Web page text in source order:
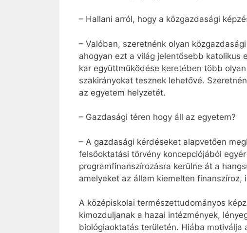
– Hallani arról, hogy a közgazdasági
– Valóban, szeretnénk olyan
ahogyan ezt a világ jelentősebb katolikus
kar együttműködése keretében több
szakirányokat tesznek lehetővé.
az egyetem helyzetét.
– Gazdasági téren hogy áll az egyetem?
– A gazdasági kérdéseket alapvetően
felsőoktatási törvény koncepciójából
programfinanszírozásra kerülne át a
amelyeket az állam kiemelten
A középiskolai természettudományos
kimozduljanak a hazai intézmények,
biológiaoktatás területén. Hiába motiválja